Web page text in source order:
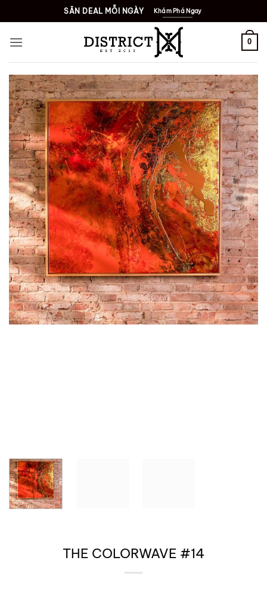
qua
nội
SĂN DEAL MỖI NGÀY Khám Phá Ngay
0
THE COLORWAVE #14